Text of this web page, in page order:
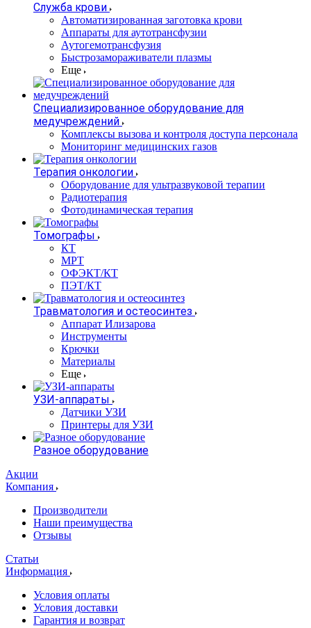
Служба крови
Автоматизированная заготовка крови
Аппараты для аутотрансфузии
Аутогемотрансфузия
Быстрозамораживатели плазмы
Еще
Специализированное оборудование для
медучреждений
Комплексы вызова и контроля доступа персонала
Мониторинг медицинских газов
Терапия онкологии
Оборудование для ультразвуковой терапии
Радиотерапия
Фотодинамическая терапия
Томографы
КТ
МРТ
ОФЭКТ/КТ
ПЭТ/КТ
Травматология и остеосинтез
Аппарат Илизарова
Инструменты
Крючки
Материалы
Еще
УЗИ-аппараты
Датчики УЗИ
Принтеры для УЗИ
Разное оборудование
Акции
Компания
Производители
Наши преимущества
Отзывы
Статьи
Информация
Условия оплаты
Условия доставки
Гарантия и возврат